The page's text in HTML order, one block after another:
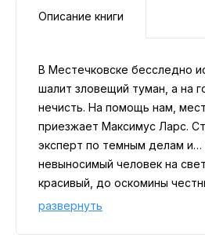
Описание книги
В Местечковске бесследно
шалит зловещий туман, а на
нечисть. На помощь нам,
приезжает Максимус Ларс.
эксперт по темным делам и…
невыносимый человек на
красивый, до оскомины
знает все, и готов доказать
развернуть